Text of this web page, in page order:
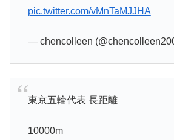
pic.twitter.com/vMnTaMJJHA
— chencolleen
東京五輪代表 長距離
10000m